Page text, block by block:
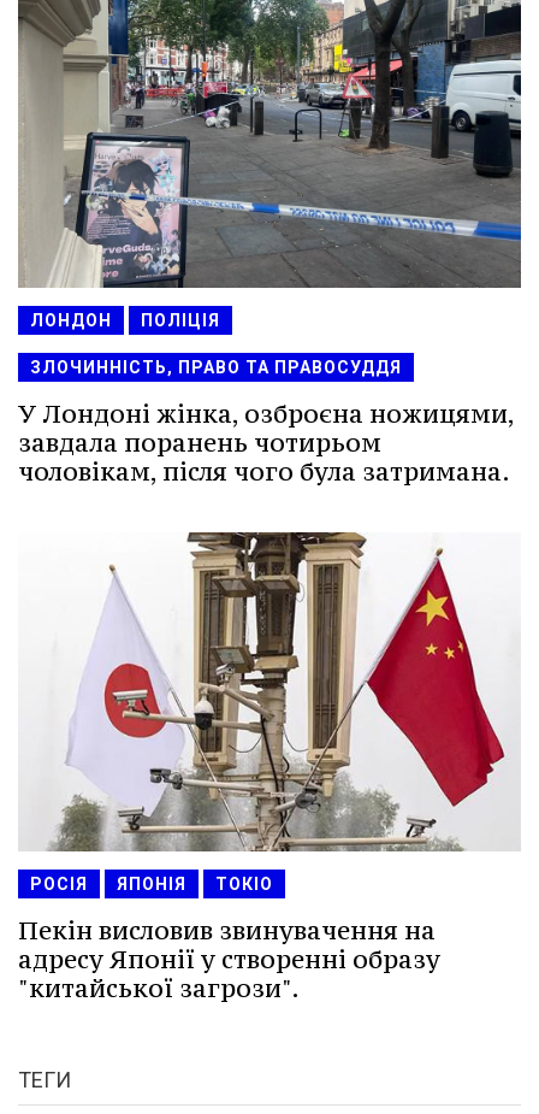
ЛОНДОН ПОЛІЦІЯ
ЗЛОЧИННІСТЬ, ПРАВО ТА ПРАВОСУДДЯ
У Лондоні жінка, озброєна ножицями,
завдала поранень чотирьом
чоловікам, після чого була затримана.
РОСІЯ ЯПОНІЯ ТОКІО
Пекін висловив звинувачення на
адресу Японії у створенні образу
"китайської загрози".
ТЕГИ